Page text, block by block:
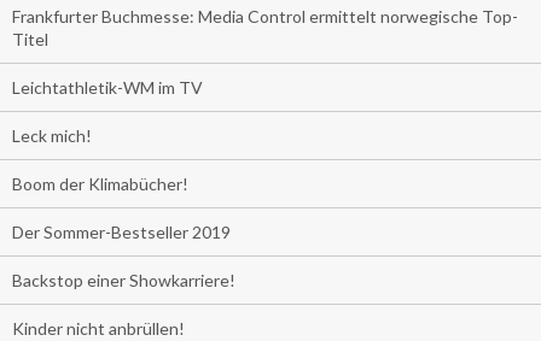
Frankfurter Buchmesse: Media Control ermittelt norwegische Top-
Titel
Leichtathletik-WM im TV
Leck mich!
Boom der Klimabücher!
Der Sommer-Bestseller 2019
Backstop einer Showkarriere!
Kinder nicht anbrüllen!